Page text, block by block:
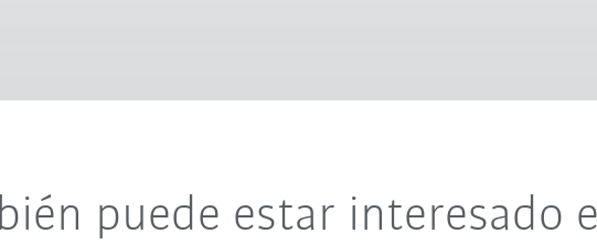
puede estar interesado